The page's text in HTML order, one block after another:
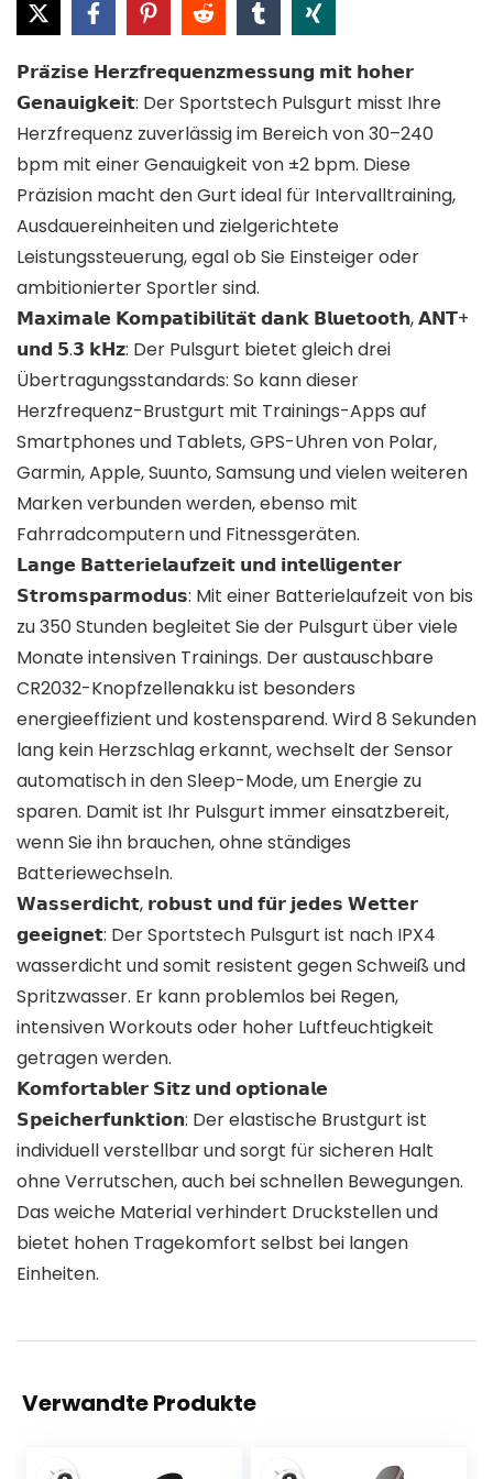
𝗣𝗿𝗮̈𝘇𝗶𝘀𝗲 𝗛𝗲𝗿𝘇𝗳𝗿𝗲𝗾𝘂𝗲𝗻𝘇𝗺𝗲𝘀𝘀𝘂𝗻𝗴 𝗺𝗶𝘁 𝗵𝗼𝗵𝗲𝗿
𝗚𝗲𝗻𝗮𝘂𝗶𝗴𝗸𝗲𝗶𝘁: Der Sportstech Pulsgurt misst Ihre
Herzfrequenz zuverlässig im Bereich von 30–240
bpm mit einer Genauigkeit von ±2 bpm. Diese
Präzision macht den Gurt ideal für Intervalltraining,
Ausdauereinheiten und zielgerichtete
Leistungssteuerung, egal ob Sie Einsteiger oder
ambitionierter Sportler sind.
𝗠𝗮𝘅𝗶𝗺𝗮𝗹𝗲 𝗞𝗼𝗺𝗽𝗮𝘁𝗶𝗯𝗶𝗹𝗶𝘁𝗮̈𝘁 𝗱𝗮𝗻𝗸 𝗕𝗹𝘂𝗲𝘁𝗼𝗼𝘁𝗵, 𝗔𝗡𝗧+
𝘂𝗻𝗱 𝟱.𝟯 𝗸𝗛𝘇: Der Pulsgurt bietet gleich drei
Übertragungsstandards: So kann dieser
Herzfrequenz-Brustgurt mit Trainings-Apps auf
Smartphones und Tablets, GPS-Uhren von Polar,
Garmin, Apple, Suunto, Samsung und vielen weiteren
Marken verbunden werden, ebenso mit
Fahrradcomputern und Fitnessgeräten.
𝗟𝗮𝗻𝗴𝗲 𝗕𝗮𝘁𝘁𝗲𝗿𝗶𝗲𝗹𝗮𝘂𝗳𝘇𝗲𝗶𝘁 𝘂𝗻𝗱 𝗶𝗻𝘁𝗲𝗹𝗹𝗶𝗴𝗲𝗻𝘁𝗲𝗿
𝗦𝘁𝗿𝗼𝗺𝘀𝗽𝗮𝗿𝗺𝗼𝗱𝘂𝘀: Mit einer Batterielaufzeit von bis
zu 350 Stunden begleitet Sie der Pulsgurt über viele
Monate intensiven Trainings. Der austauschbare
CR2032-Knopfzellenakku ist besonders
energieeffizient und kostensparend. Wird 8 Sekunden
lang kein Herzschlag erkannt, wechselt der Sensor
automatisch in den Sleep-Mode, um Energie zu
sparen. Damit ist Ihr Pulsgurt immer einsatzbereit,
wenn Sie ihn brauchen, ohne ständiges
Batteriewechseln.
𝗪𝗮𝘀𝘀𝗲𝗿𝗱𝗶𝗰𝗵𝘁, 𝗿𝗼𝗯𝘂𝘀𝘁 𝘂𝗻𝗱 𝗳𝘂̈𝗿 𝗷𝗲𝗱𝗲𝘀 𝗪𝗲𝘁𝘁𝗲𝗿
𝗴𝗲𝗲𝗶𝗴𝗻𝗲𝘁: Der Sportstech Pulsgurt ist nach IPX4
wasserdicht und somit resistent gegen Schweiß und
Spritzwasser. Er kann problemlos bei Regen,
intensiven Workouts oder hoher Luftfeuchtigkeit
getragen werden.
𝗞𝗼𝗺𝗳𝗼𝗿𝘁𝗮𝗯𝗹𝗲𝗿 𝗦𝗶𝘁𝘇 𝘂𝗻𝗱 𝗼𝗽𝘁𝗶𝗼𝗻𝗮𝗹𝗲
𝗦𝗽𝗲𝗶𝗰𝗵𝗲𝗿𝗳𝘂𝗻𝗸𝘁𝗶𝗼𝗻: Der elastische Brustgurt ist
individuell verstellbar und sorgt für sicheren Halt
ohne Verrutschen, auch bei schnellen Bewegungen.
Das weiche Material verhindert Druckstellen und
bietet hohen Tragekomfort selbst bei langen
Einheiten.
Verwandte Produkte